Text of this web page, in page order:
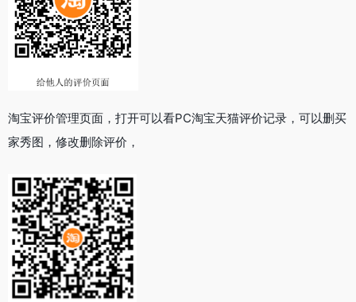
淘宝评价管理页面，打开可以看PC淘宝天猫评价记录，可以删买
家秀图，修改删除评价，